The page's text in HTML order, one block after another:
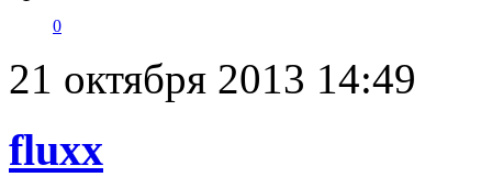
0
21 октября 2013 14:49
fluxx